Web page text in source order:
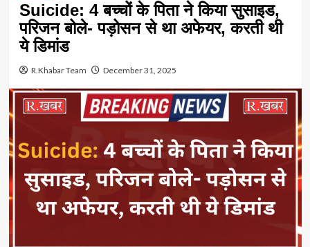
Suicide: 4 बच्चों के पिता ने किया सुसाइड,
परिजन बोले- पड़ोसन से था अफेयर, करती थी
ये डिमांड
R.Khabar Team December 31, 2025